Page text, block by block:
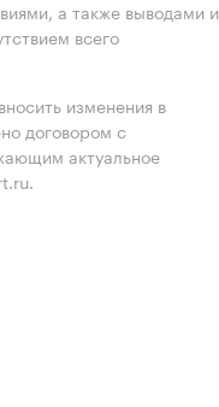
а также выводами и
всего
изменения в
договором с
актуальное